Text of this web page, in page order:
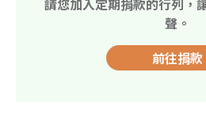
請您加入定期捐款的行列，
聲。
前往捐款